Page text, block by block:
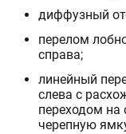
диффузный
перелом
справа;
линейный
слева с
переходом на
черепную